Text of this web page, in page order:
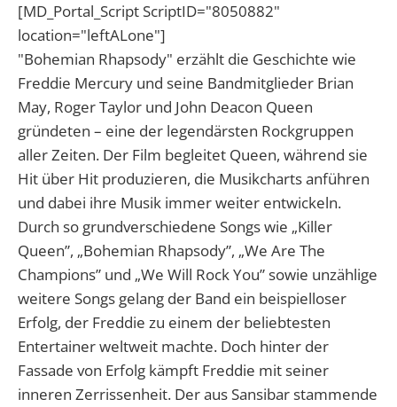
[MD_Portal_Script ScriptID="8050882"
location="leftALone"]
"Bohemian Rhapsody" erzählt die Geschichte wie
Freddie Mercury und seine Bandmitglieder Brian
May, Roger Taylor und John Deacon Queen
gründeten – eine der legendärsten Rockgruppen
aller Zeiten. Der Film begleitet Queen, während sie
Hit über Hit produzieren, die Musikcharts anführen
und dabei ihre Musik immer weiter entwickeln.
Durch so grundverschiedene Songs wie „Killer
Queen”, „Bohemian Rhapsody”, „We Are The
Champions” und „We Will Rock You” sowie unzählige
weitere Songs gelang der Band ein beispielloser
Erfolg, der Freddie zu einem der beliebtesten
Entertainer weltweit machte. Doch hinter der
Fassade von Erfolg kämpft Freddie mit seiner
inneren Zerrissenheit. Der aus Sansibar stammende